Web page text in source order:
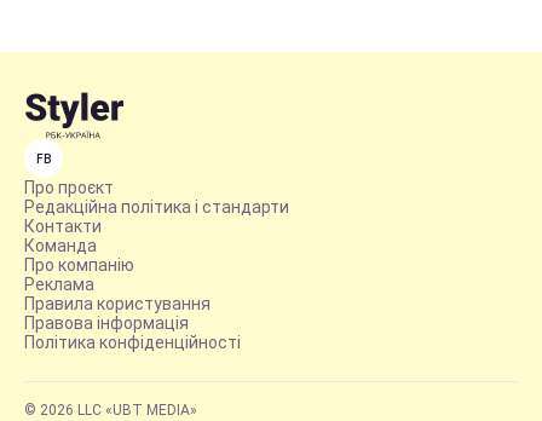
FB
Про проєкт
Редакційна політика і стандарти
Контакти
Команда
Про компанію
Реклама
Правила користування
Правова інформація
Політика конфіденційності
© 2026 LLC «UBT MEDIA»